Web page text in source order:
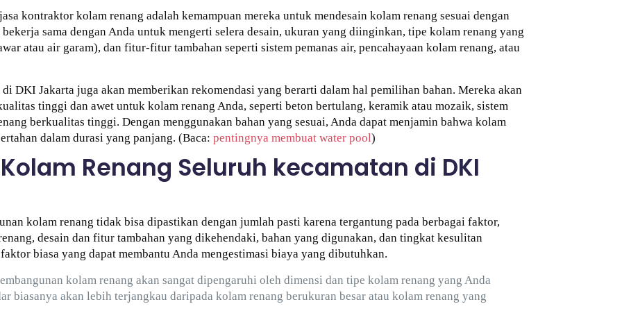
kontraktor kolam renang adalah kemampuan mereka untuk mendesain kolam renang sesuai dengan
sama dengan Anda untuk mengerti selera desain, ukuran yang diinginkan, tipe kolam renang yang
atau air garam), dan fitur-fitur tambahan seperti sistem pemanas air, pencahayaan kolam renang, atau
DKI Jakarta juga akan memberikan rekomendasi yang berarti dalam hal pemilihan bahan. Mereka akan
tinggi dan awet untuk kolam renang Anda, seperti beton bertulang, keramik atau mozaik, sistem
berkualitas tinggi. Dengan menggunakan bahan yang sesuai, Anda dapat menjamin bahwa kolam
dalam durasi yang panjang. (Baca:pentingnya membuat water pool)
Renang Seluruh kecamatan di DKI
kolam renang tidak bisa dipastikan dengan jumlah pasti karena tergantung pada berbagai faktor,
desain dan fitur tambahan yang dikehendaki, bahan yang digunakan, dan tingkat kesulitan
biasa yang dapat membantu Anda mengestimasi biaya yang dibutuhkan.
kolam renang akan sangat dipengaruhi oleh dimensi dan tipe kolam renang yang Anda
biasanya akan lebih terjangkau daripada kolam renang berukuran besar atau kolam renang yang